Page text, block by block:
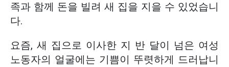
족과 함께 돈을 빌려 새 집을 지을 수 있었습니
다.
요즘, 새 집으로 이사한 지 반 달이 넘은 여성
노동자의 얼굴에는 기쁨이 뚜렷하게 드러납니